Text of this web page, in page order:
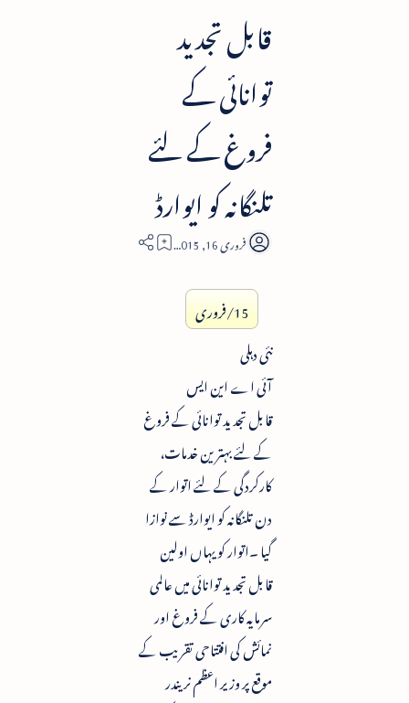
قابل تجدید
توانائی کے
فروغ کے لئے
تلنگانہ کو ایوارڈ
1
15/فروری
نئی دہلی
آئی اے این ایس
قابل تجدید توانائی کے فروغ
کے لئے بہترین خدمات،
کارکردگی کے لئے اتوار کے
دن تلنگانہ کو ایوارڈ سے نوازا
گیا ۔اتوار کو یہاں اولین
قابل تجدید توانائی میں عالمی
سرمایہ کاری کے فروغ اور
نمائش کی افتتاحی تقریب کے
موقع پر وزیر اعظم نریندر